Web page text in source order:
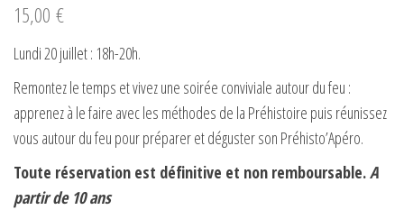
15,00 €
Lundi 20 juillet : 18h-20h.
Remontez le temps et vivez une soirée conviviale autour du feu :
apprenez à le faire avec les méthodes de la Préhistoire puis réunissez
vous autour du feu pour préparer et déguster son Préhisto’Apéro.
Toute réservation est définitive et non remboursable.A
partir de 10 ans